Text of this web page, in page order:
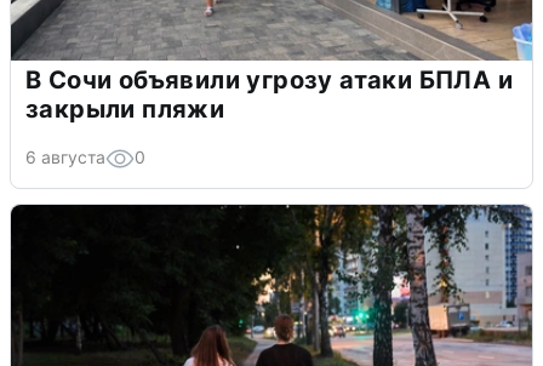
В Сочи объявили угрозу атаки БПЛА и
закрыли пляжи
6 августа 0